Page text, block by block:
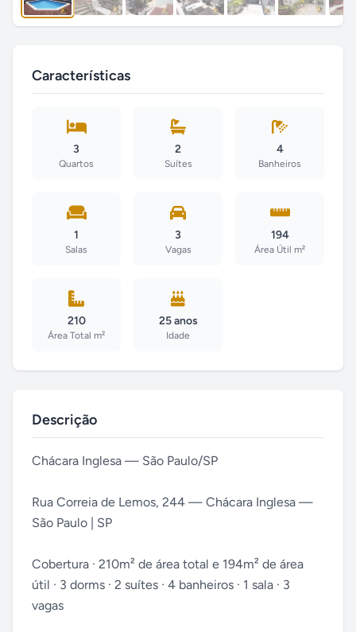
Características
3
Quartos
2
Suítes
4
Banheiros
1
Salas
3
Vagas
194
Área Útil m²
210
Área Total m²
25 anos
Idade
Descrição
Chácara Inglesa — São Paulo/SP
Rua Correia de Lemos, 244 — Chácara Inglesa —
São Paulo | SP
Cobertura · 210m² de área total e 194m² de área
útil · 3 dorms · 2 suítes · 4 banheiros · 1 sala · 3
vagas